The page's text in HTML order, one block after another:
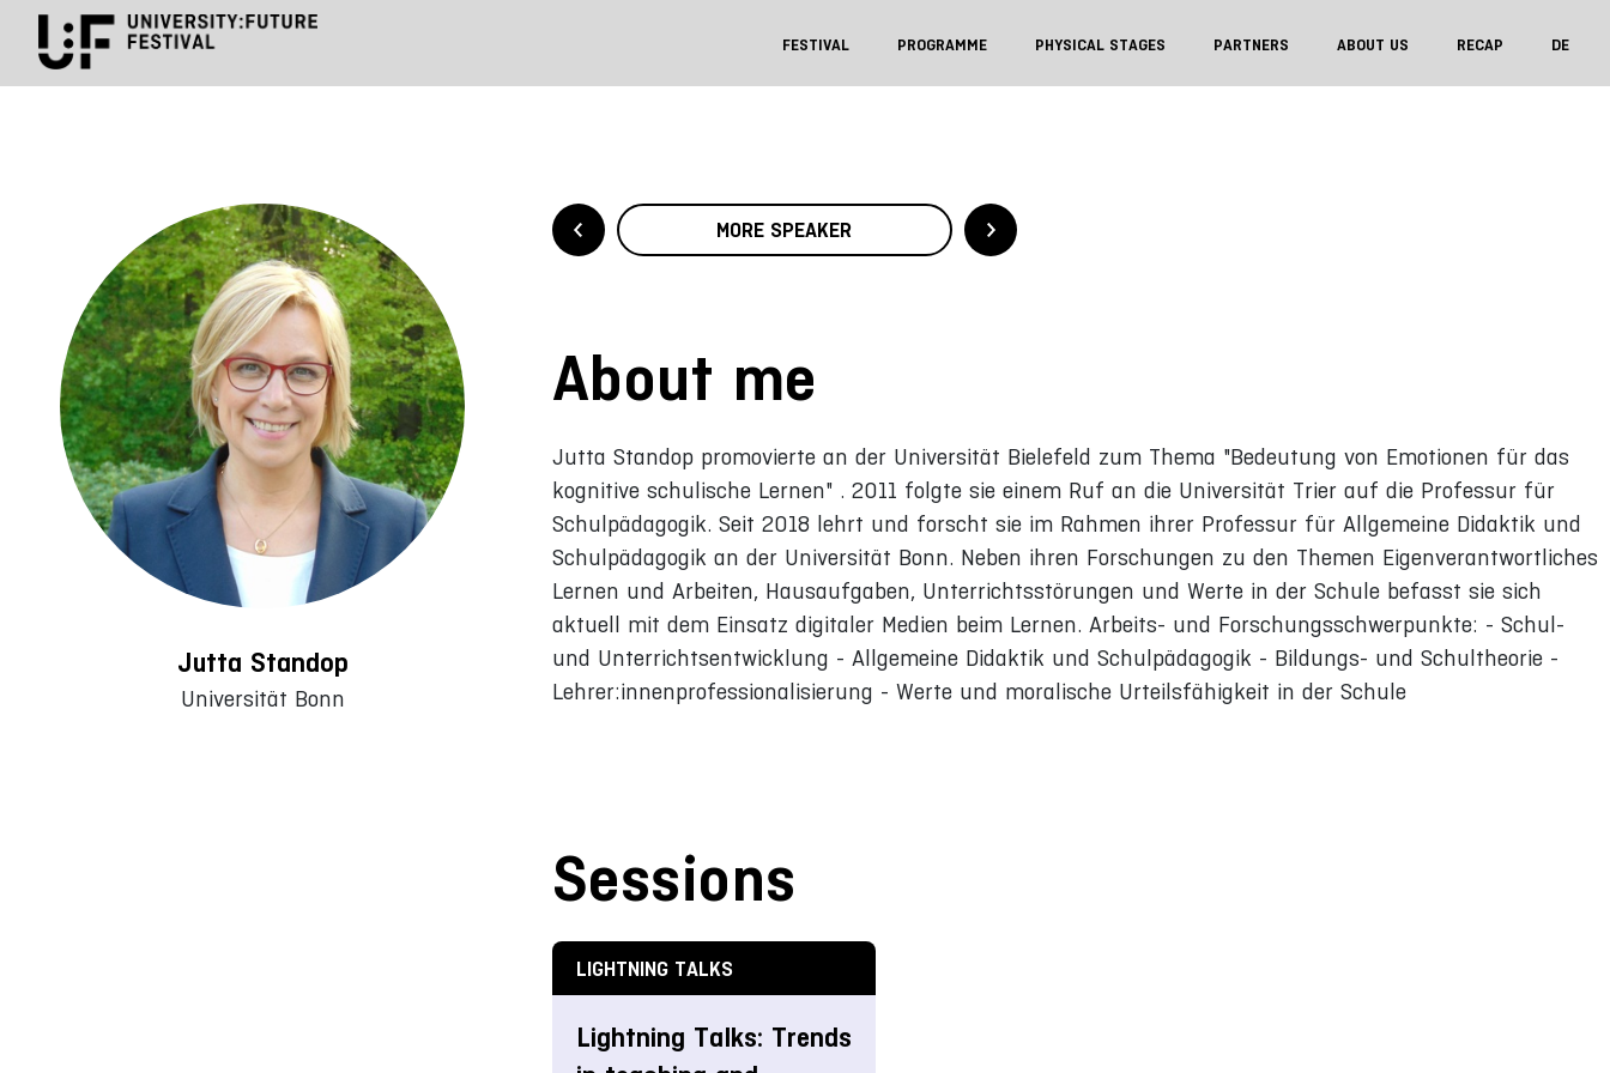
FESTIVAL PROGRAMME PHYSICAL STAGES PARTNERS ABOUT US RECAP DE
Jutta Standop
Universität Bonn
MORE SPEAKER
About me
Jutta Standop promovierte an der Universität Bielefeld zum Thema "Bedeutung von Emotionen für das
kognitive schulische Lernen" . 2011 folgte sie einem Ruf an die Universität Trier auf die Professur für
Schulpädagogik. Seit 2018 lehrt und forscht sie im Rahmen ihrer Professur für Allgemeine Didaktik und
Schulpädagogik an der Universität Bonn. Neben ihren Forschungen zu den Themen Eigenverantwortliches
Lernen und Arbeiten, Hausaufgaben, Unterrichtsstörungen und Werte in der Schule befasst sie sich
aktuell mit dem Einsatz digitaler Medien beim Lernen. Arbeits- und Forschungsschwerpunkte: - Schul-
und Unterrichtsentwicklung - Allgemeine Didaktik und Schulpädagogik - Bildungs- und Schultheorie -
Lehrer:innenprofessionalisierung - Werte und moralische Urteilsfähigkeit in der Schule
Sessions
LIGHTNING TALKS
Lightning Talks: Trends